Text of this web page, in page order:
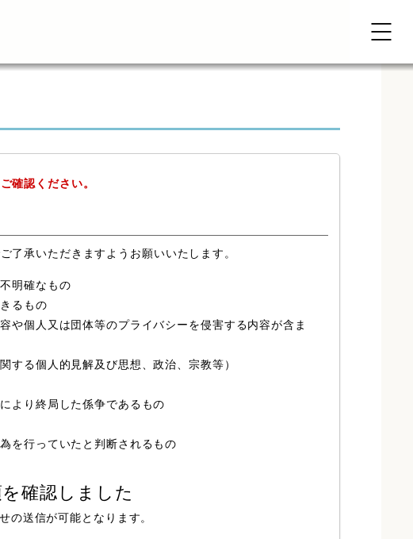
確認ください。
了承いただきますようお願いいたします。
明確なもの
るもの
や個人又は団体等のプライバシーを侵害する内容が含ま
する個人的見解及び思想、政治、宗教等）
より終局した係争であるもの
を行っていたと判断されるもの
を確認しました
の送信が可能となります。